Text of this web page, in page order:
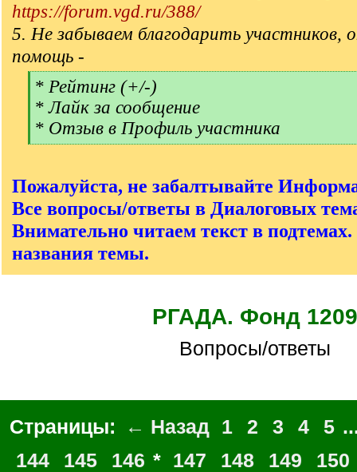
https://forum.vgd.ru/388/
5. Не забываем благодарить участников,
помощь -
[
]
* Рейтинг (+/-)
* Лайк за сообщение
* Отзыв в Профиль участника
[
]
Пожалуйста, не забалтывайте
Все вопросы/ответы в Диалоговых
Внимательно читаем текст в
названия темы.
РГАДА. Фонд 1209
Вопросы/ответы
Страницы: ← Назад 1 2 3 4 5
144
145 146 * 147 148 149 150